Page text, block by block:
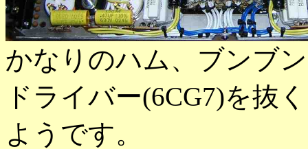
かなりのハム、ブンブ
ドライバー(6CG7)を抜
ようです。